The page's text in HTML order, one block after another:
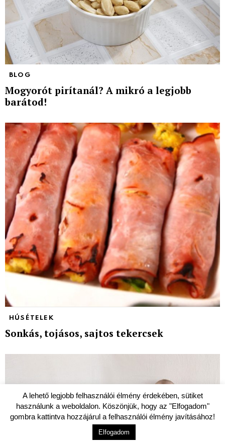
BLOG
Mogyorót pirítanál? A mikró a legjobb
barátod!
HÚSÉTELEK
Sonkás, tojásos, sajtos tekercsek
A lehető legjobb felhasználói élmény érdekében, sütiket
használunk a weboldalon. Köszönjük, hogy az "Elfogadom"
gombra kattintva hozzájárul a felhasználói élmény javításához!
Elfogadom